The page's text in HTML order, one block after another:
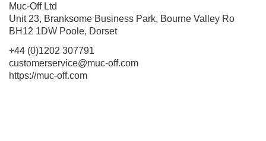
Muc-Off Ltd
Unit 23, Branksome Business Park, Bourne Valley Ro
BH12 1DW Poole, Dorset
+44 (0)1202 307791
customerservice@muc-off.com
https://muc-off.com